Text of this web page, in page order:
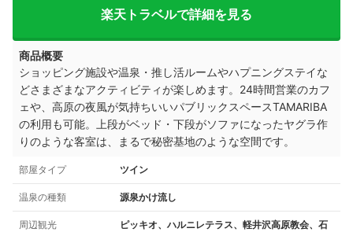
楽天トラベルで詳細を見る
商品概要
ショッピング施設や温泉・推し活ルームやハプニングステイな
どさまざまなアクティビティが楽しめます。 24時間営業のカフ
ェや、高原の夜風が気持ちいいパブリックスペースTAMARIBA
の利用も可能。
上段がベッド・下段がソファになったヤグラ作
りのような客室は、まるで秘密基地のような空間です。
部屋タイプ ツイン
温泉の種類 源泉かけ流し
周辺観光
ピッキオ、ハルニレテラス、軽井沢高原教会、石